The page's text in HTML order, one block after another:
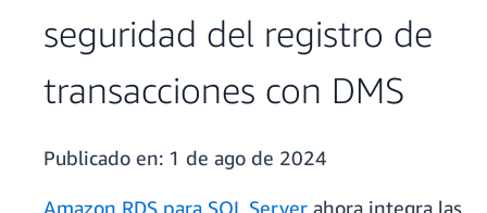
seguridad del registro de
transacciones con DMS
Publicado en: 1 de ago de 2024
Amazon RDS para SQL Server ahora integra las